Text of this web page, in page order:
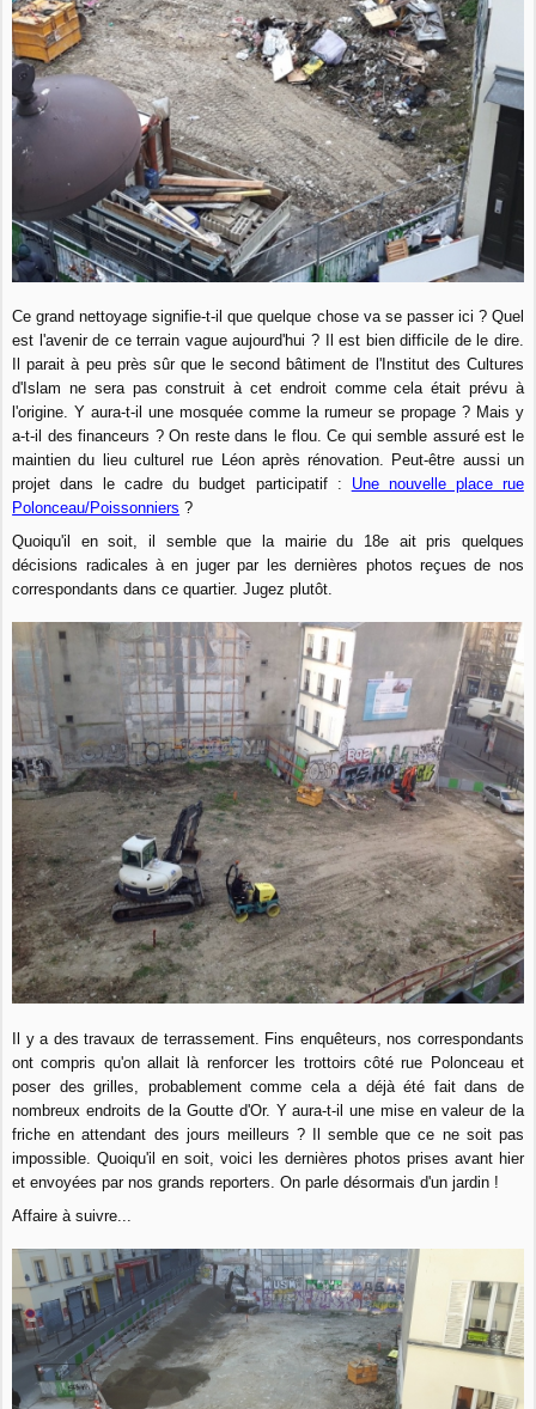
Ce grand nettoyage signifie-t-il que quelque chose va se passer ici ? Quel
est l'avenir de ce terrain vague aujourd'hui ? Il est bien difficile de le dire.
Il parait à peu près sûr que le second bâtiment de l'Institut des Cultures
d'Islam ne sera pas construit à cet endroit comme cela était prévu à
l'origine. Y aura-t-il une mosquée comme la rumeur se propage ? Mais y
a-t-il des financeurs ? On reste dans le flou. Ce qui semble assuré est le
maintien du lieu culturel rue Léon après rénovation. Peut-être aussi un
projet dans le cadre du budget participatif : Une nouvelle place rue
Polonceau/Poissonniers ?
Quoiqu'il en soit, il semble que la mairie du 18e ait pris quelques
décisions radicales à en juger par les dernières photos reçues de nos
correspondants dans ce quartier. Jugez plutôt.
Il y a des travaux de terrassement. Fins enquêteurs, nos correspondants
ont compris qu'on allait là renforcer les trottoirs côté rue Polonceau et
poser des grilles, probablement comme cela a déjà été fait dans de
nombreux endroits de la Goutte d'Or. Y aura-t-il une mise en valeur de la
friche en attendant des jours meilleurs ? Il semble que ce ne soit pas
impossible. Quoiqu'il en soit, voici les dernières photos prises avant hier
et envoyées par nos grands reporters. On parle désormais d'un jardin !
Affaire à suivre...